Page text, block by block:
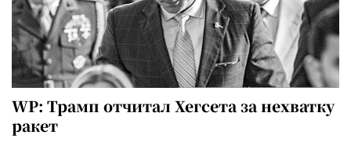
WP: Трамп отчитал Хегсета за нехватку
ракет